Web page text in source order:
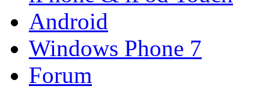
Android
Windows Phone 7
Forum